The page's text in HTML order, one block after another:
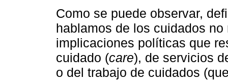
Como se puede observar,
hablamos de los cuidados
implicaciones políticas que
cuidado (care), de servicios
o del trabajo de cuidados